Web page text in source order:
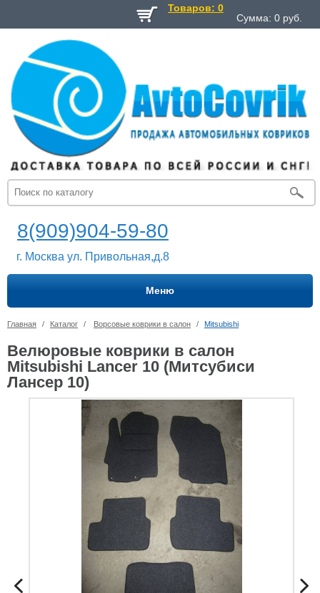
Товаров: 0
Сумма: 0 руб.
8(909)904-59-80
г. Москва ул. Привольная,д.8
Меню
Главная / Каталог / Ворсовые коврики в салон / Mitsubishi
Велюровые коврики в салон
Mitsubishi Lancer 10 (Митсубиси
Лансер 10)